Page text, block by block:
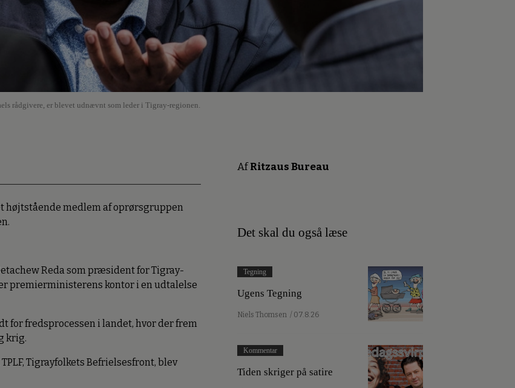
rådgivere, er blevet udnævnt som leder i Tigray-regionen.
højtstående medlem af oprørsgruppen
Reda som præsident for Tigray-
premierministerens kontor i en udtalelse
for fredsprocessen i landet, hvor der frem
krig.
Tigrayfolkets Befrielsesfront, blev
AfRitzaus Bureau
Det skal du også læse
Tegning
Ugens Tegning
Niels Thomsen / 07.8.26
Kommentar
Tiden skriger på satire